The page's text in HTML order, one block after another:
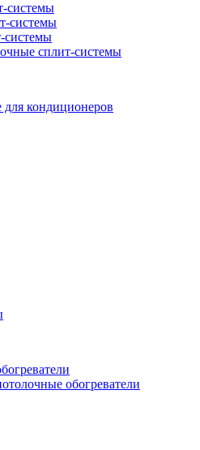
системы
системы
системы
сплит-системы
кондиционеров
обогреватели